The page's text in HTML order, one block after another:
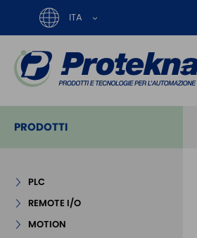
ITA
PRODOTTI
PLC
REMOTE I/O
MOTION